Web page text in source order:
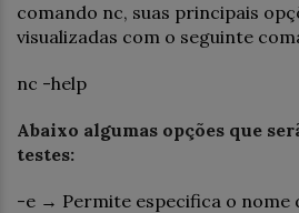
comando nc, suas principais
visualizadas com o seguinte
nc -help
Abaixo algumas opções que
testes:
-e → Permite especifica o nome